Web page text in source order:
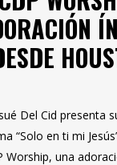
Del Cid presenta
“Solo en ti mi
Worship, una